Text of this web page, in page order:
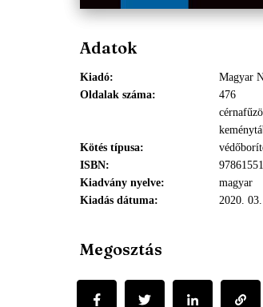
Adatok
Kiadó
Magyar
Oldalak száma
476
Kötés típusa
ISBN
Kiadvány nyelve
magyar
Kiadás dátuma
2020.
Megosztás